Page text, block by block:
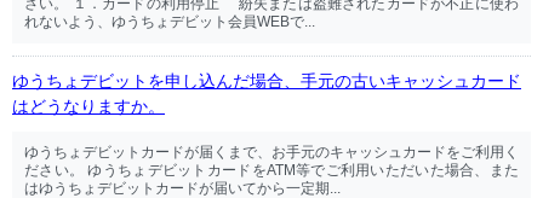
さい。 １．カードの利用停止 紛失または盗難されたカードが不正に使わ
れないよう、ゆうちょデビット会員WEBで...
ゆうちょデビットを申し込んだ場合、手元の古いキャッシュカード
はどうなりますか。
ゆうちょデビットカードが届くまで、お手元のキャッシュカードをご利用く
ださい。 ゆうちょデビットカードをATM等でご利用いただいた場合、また
はゆうちょデビットカードが届いてから一定期...